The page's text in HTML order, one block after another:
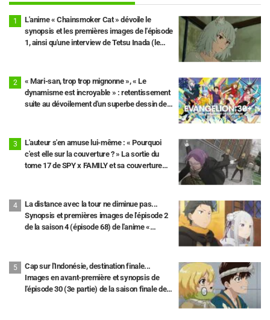
L'anime « Chainsmoker Cat » dévoile le
synopsis et les premières images de l'épisode
1, ainsi qu'une interview de Tetsu Inada (le
« Mari-san, trop trop mignonne », « Le
dynamisme est incroyable » : retentissement
suite au dévoilement d'un superbe dessin de
combinaison Plugsuit
L'auteur s'en amuse lui-même : « Pourquoi
c'est elle sur la couverture ? » La sortie du
tome 17 de SPY x FAMILY et sa couverture
La distance avec la tour ne diminue pas...
Synopsis et premières images de l'épisode 2
de la saison 4 (épisode 68) de l'anime «
Cap sur l'Indonésie, destination finale...
Images en avant-première et synopsis de
l'épisode 30 (3e partie) de la saison finale de «